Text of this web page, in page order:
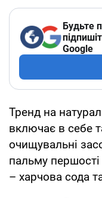
Будьте
Google
Тренд на
включає в себе
очищувальні
пальму
– харчова сода